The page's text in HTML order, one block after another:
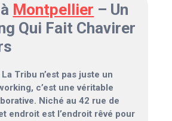
Montpellier – Un
Qui Fait Chavirer
La Tribu n’est pas juste un
c’est une véritable
Niché au 42 rue de
endroit est l’endroit rêvé pour